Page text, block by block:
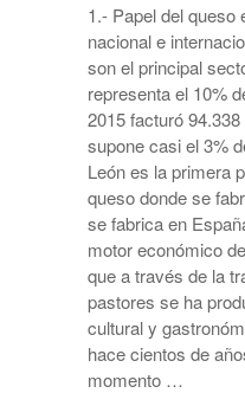
1.- Papel del queso
nacional e
son el principal
representa el 10%
2015 facturó
supone casi el 3%
León es la primera
queso donde se
se fabrica en
motor económico
que a través de la
pastores se ha
cultural y
hace cientos de
momento …